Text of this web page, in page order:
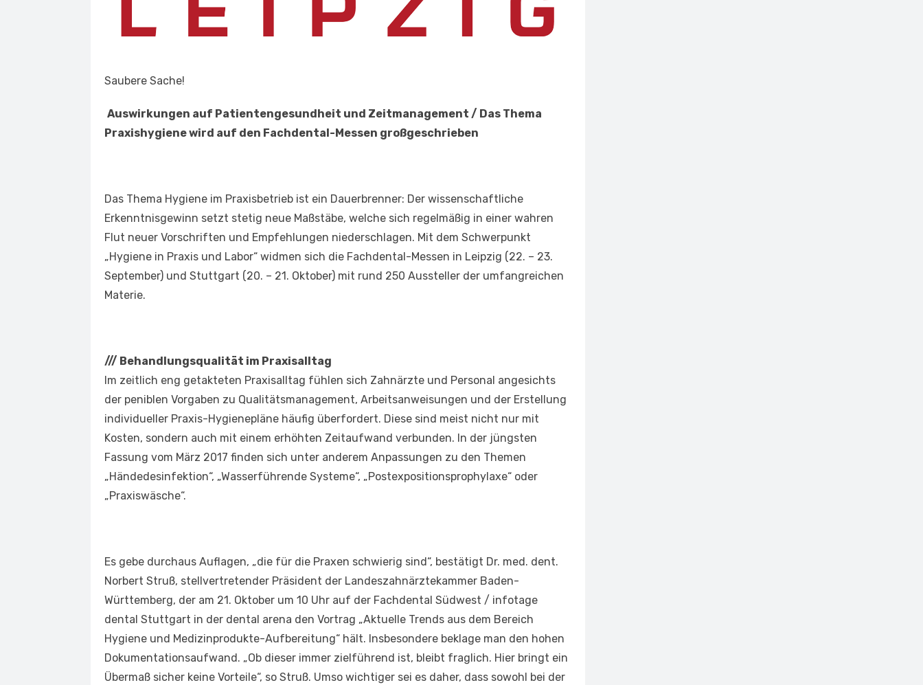
Saubere Sache!
Auswirkungen auf Patientengesundheit und Zeitmanagement / Das Thema
Praxishygiene wird auf den Fachdental-Messen großgeschrieben
Das Thema Hygiene im Praxisbetrieb ist ein Dauerbrenner: Der wissenschaftliche
Erkenntnisgewinn setzt stetig neue Maßstäbe, welche sich regelmäßig in einer wahren
Flut neuer Vorschriften und Empfehlungen niederschlagen. Mit dem Schwerpunkt
„Hygiene in Praxis und Labor“ widmen sich die Fachdental-Messen in Leipzig (22. – 23.
September) und Stuttgart (20. – 21. Oktober) mit rund 250 Aussteller der umfangreichen
Materie.
/// Behandlungsqualität im Praxisalltag
Im zeitlich eng getakteten Praxisalltag fühlen sich Zahnärzte und Personal angesichts
der peniblen Vorgaben zu Qualitätsmanagement, Arbeitsanweisungen und der Erstellung
individueller Praxis-Hygienepläne häufig überfordert. Diese sind meist nicht nur mit
Kosten, sondern auch mit einem erhöhten Zeitaufwand verbunden. In der jüngsten
Fassung vom März 2017 finden sich unter anderem Anpassungen zu den Themen
„Händedesinfektion“, „Wasserführende Systeme“, „Postexpositionsprophylaxe“ oder
„Praxiswäsche“.
Es gebe durchaus Auflagen, „die für die Praxen schwierig sind“, bestätigt Dr. med. dent.
Norbert Struß, stellvertretender Präsident der Landeszahnärztekammer Baden-
Württemberg, der am 21. Oktober um 10 Uhr auf der Fachdental Südwest / infotage
dental Stuttgart in der dental arena den Vortrag „Aktuelle Trends aus dem Bereich
Hygiene und Medizinprodukte-Aufbereitung“ hält. Insbesondere beklage man den hohen
Dokumentationsaufwand. „Ob dieser immer zielführend ist, bleibt fraglich. Hier bringt ein
Übermaß sicher keine Vorteile“, so Struß. Umso wichtiger sei es daher, dass sowohl bei der